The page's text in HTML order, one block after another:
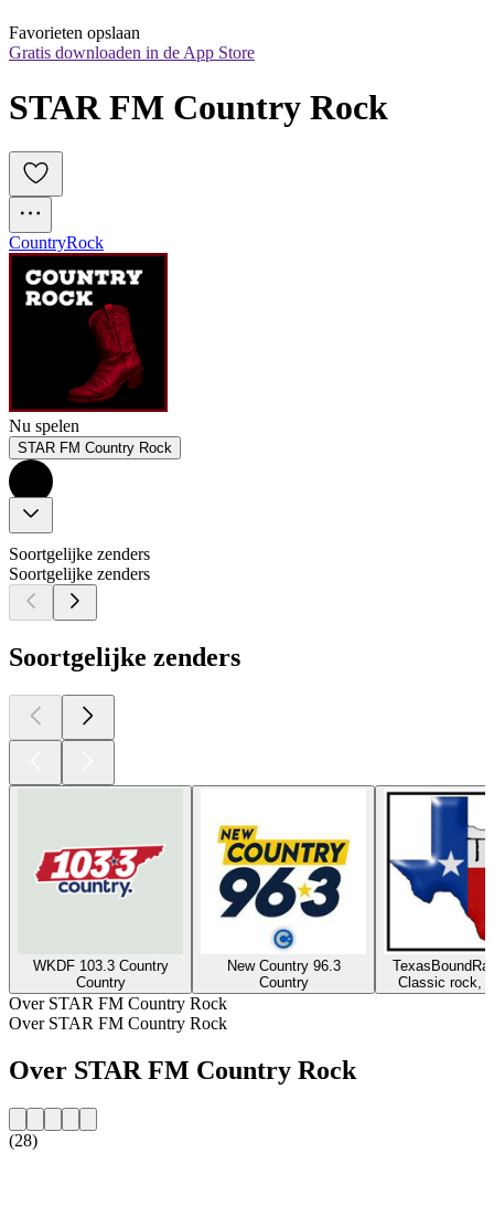
Favorieten opslaan
Gratis downloaden in de App Store
STAR FM Country Rock
CountryRock
Nu spelen
STAR FM Country Rock
Soortgelijke zenders
Soortgelijke zenders
Soortgelijke zenders
WKDF 103.3 Country
Country
New Country 96.3
Country
Classic rock,
Over STAR FM Country Rock
Over STAR FM Country Rock
Over STAR FM Country Rock
(28)